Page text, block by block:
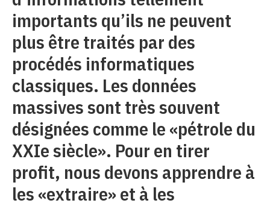
importants qu’ils ne peuvent
plus être traités par des
procédés informatiques
classiques. Les données
massives sont très souvent
désignées comme le «pétrole du
XXIe siècle». Pour en tirer
profit, nous devons apprendre à
les «extraire» et à les